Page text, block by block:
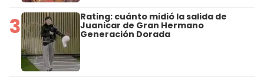
3 Rating: cuánto midió la salida de
Juanicar de Gran Hermano
Generación Dorada